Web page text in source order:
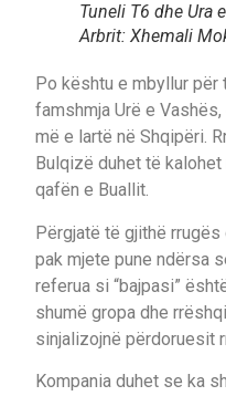
Tuneli T6 dhe Ura
Arbrit: Xhemali
Po kështu e mbyllur për
famshmja Urë e
më e lartë në Shqipëri.
Bulqizë duhet të
qafën e Buallit.
Përgjatë të gjithë
pak mjete pune ndërsa
referua si “bajpasi”
shumë gropa dhe
sinjalizojnë përdoruesit
Kompania duhet se ka